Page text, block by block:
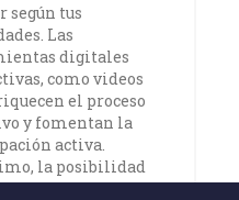
según tus
Las
digitales
como videos
el proceso
y fomentan la
activa.
la posibilidad
en tiempo